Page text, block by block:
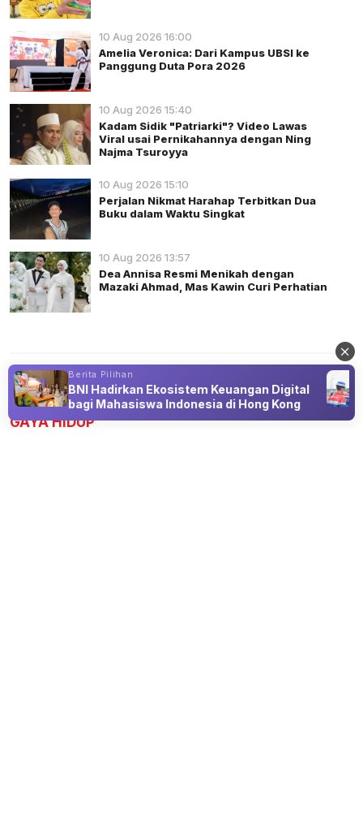
10 Aug 2026 16:00
Amelia Veronica: Dari Kampus UBSI ke
Panggung Duta Pora 2026
10 Aug 2026 15:40
Kadam Sidik "Patriarki"? Video Lawas
Viral usai Pernikahannya dengan Ning
Najma Tsuroyya
10 Aug 2026 15:10
Perjalan Nikmat Harahap Terbitkan Dua
Buku dalam Waktu Singkat
10 Aug 2026 13:57
Dea Annisa Resmi Menikah dengan
Mazaki Ahmad, Mas Kawin Curi Perhatian
Advertisement
GAYA HIDUP
Berita Pilihan
BNI Hadirkan Ekosistem Keuangan Digital
bagi Mahasiswa Indonesia di Hong Kong